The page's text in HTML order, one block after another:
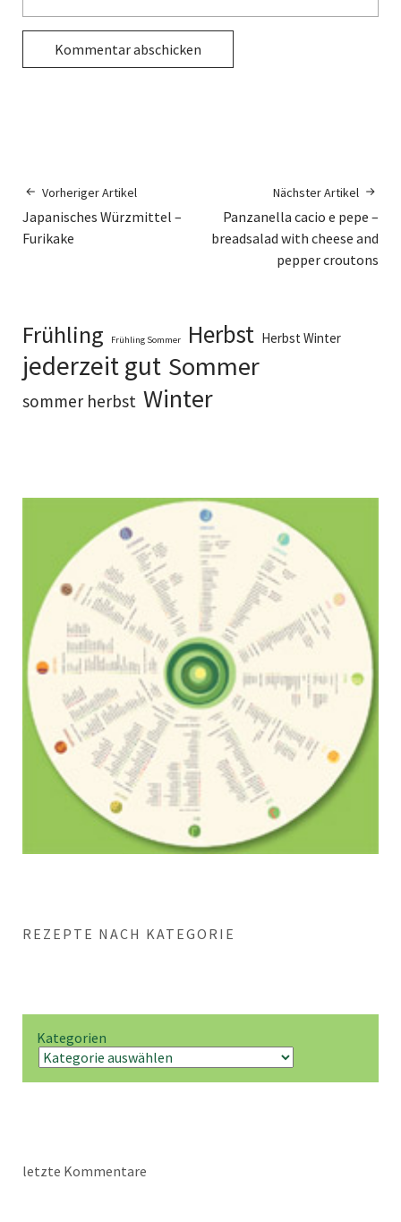
Vorheriger Artikel
Japanisches Würzmittel –
Furikake
Nächster Artikel
Panzanella cacio e pepe –
breadsalad with cheese and
pepper croutons
Frühling Frühling Sommer Herbst Herbst Winter
jederzeit gut Sommer
sommer herbst Winter
REZEPTE NACH KATEGORIE
Kategorien
letzte Kommentare